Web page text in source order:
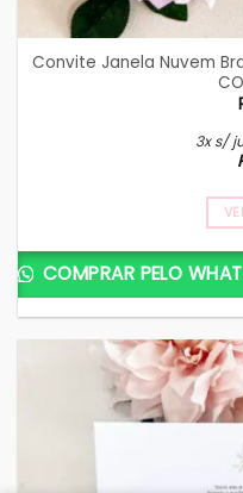
Convite Janela Nuvem
3x s/
COMPRAR PELO